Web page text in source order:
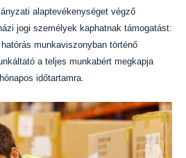
alaptevékenységet végző
jogi személyek kaphatnak támogatást:
munkaviszonyban történő
a teljes munkabért megkapja
időtartamra.